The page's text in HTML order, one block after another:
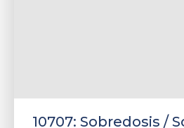
10707: Sobredosis /